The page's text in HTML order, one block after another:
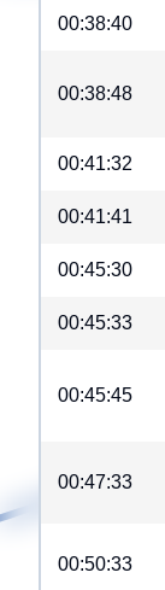
00:38:40
00:38:48
00:41:32
00:41:41
00:45:30
00:45:33
00:45:45
00:47:33
00:50:33